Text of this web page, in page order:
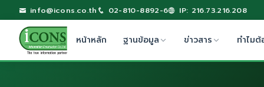
info@icons.co.th 02-810-8892-6 IP: 216.73.216.208
หน้าหลัก ฐานข้อมูล ข่าวสาร ทำไมต้